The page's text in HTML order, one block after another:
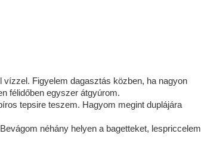
Figyelem dagasztás közben, ha nagyon
félidőben egyszer átgyúrom.
tepsire teszem. Hagyom megint duplájára
néhány helyen a bagetteket, lespriccelem